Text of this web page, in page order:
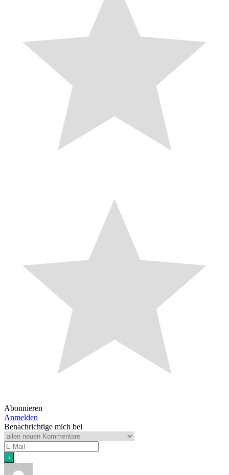
Abonnieren
Anmelden
Benachrichtige mich bei